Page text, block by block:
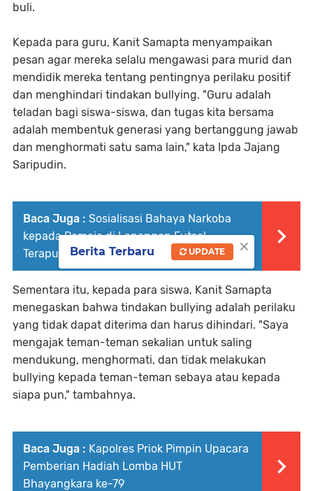
buli.
Kepada para guru, Kanit Samapta menyampaikan
pesan agar mereka selalu mengawasi para murid dan
mendidik mereka tentang pentingnya perilaku positif
dan menghindari tindakan bullying. "Guru adalah
teladan bagi siswa-siswa, dan tugas kita bersama
adalah membentuk generasi yang bertanggung jawab
dan menghormati satu sama lain," kata Ipda Jajang
Saripudin.
Baca Juga : Sosialisasi Bahaya Narkoba
kepada Remaja di Lapangan Futsal
Terapung Pelabuhan Muara Angke
Sementara itu, kepada para siswa, Kanit Samapta
menegaskan bahwa tindakan bullying adalah perilaku
yang tidak dapat diterima dan harus dihindari. "Saya
mengajak teman-teman sekalian untuk saling
mendukung, menghormati, dan tidak melakukan
bullying kepada teman-teman sebaya atau kepada
siapa pun," tambahnya.
Baca Juga : Kapolres Priok Pimpin Upacara
Pemberian Hadiah Lomba HUT
Bhayangkara ke-79
×
Berita Terbaru UPDATE